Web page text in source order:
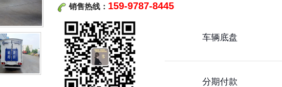
销售热线： 159-9787-8445
车辆底盘
分期付款